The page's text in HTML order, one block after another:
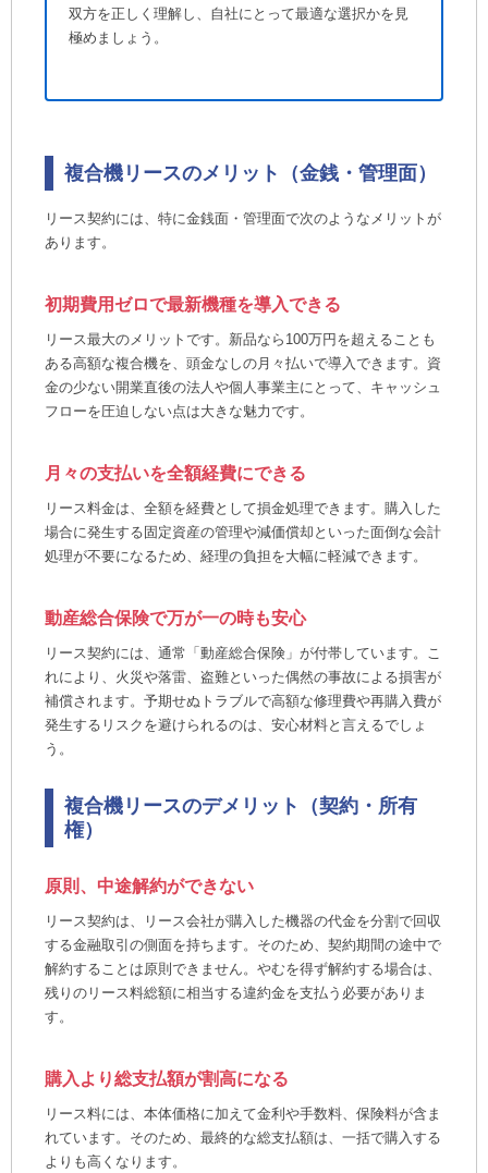
双方を正しく理解し、自社にとって最適な選択かを見
極めましょう。
複合機リースのメリット（金銭・管理面）
リース契約には、特に金銭面・管理面で次のようなメリットが
あります。
初期費用ゼロで最新機種を導入できる
リース最大のメリットです。新品なら100万円を超えることも
ある高額な複合機を、頭金なしの月々払いで導入できます。資
金の少ない開業直後の法人や個人事業主にとって、キャッシュ
フローを圧迫しない点は大きな魅力です。
月々の支払いを全額経費にできる
リース料金は、全額を経費として損金処理できます。購入した
場合に発生する固定資産の管理や減価償却といった面倒な会計
処理が不要になるため、経理の負担を大幅に軽減できます。
動産総合保険で万が一の時も安心
リース契約には、通常「動産総合保険」が付帯しています。こ
れにより、火災や落雷、盗難といった偶然の事故による損害が
補償されます。予期せぬトラブルで高額な修理費や再購入費が
発生するリスクを避けられるのは、安心材料と言えるでしょ
う。
複合機リースのデメリット（契約・所有
権）
原則、中途解約ができない
リース契約は、リース会社が購入した機器の代金を分割で回収
する金融取引の側面を持ちます。そのため、契約期間の途中で
解約することは原則できません。やむを得ず解約する場合は、
残りのリース料総額に相当する違約金を支払う必要がありま
す。
購入より総支払額が割高になる
リース料には、本体価格に加えて金利や手数料、保険料が含ま
れています。そのため、最終的な総支払額は、一括で購入する
よりも高くなります。